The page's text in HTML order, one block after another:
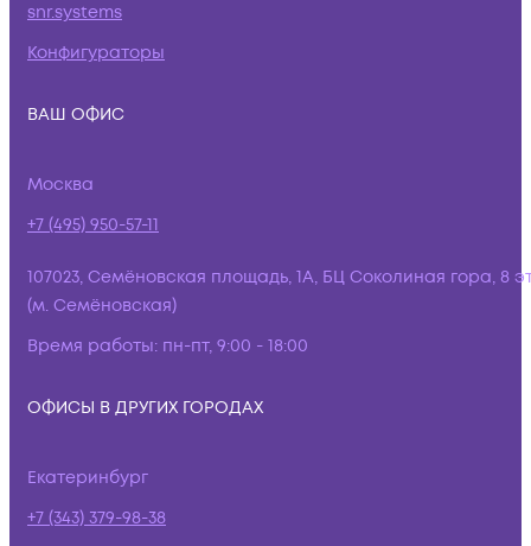
snr.systems
Конфигураторы
ВАШ ОФИС
Москва
+7 (495) 950-57-11
107023, Семёновская площадь, 1А, БЦ Соколиная гора, 8
(м. Семёновская)
Время работы: пн-пт, 9:00 - 18:00
ОФИСЫ В ДРУГИХ ГОРОДАХ
Екатеринбург
+7 (343) 379-98-38